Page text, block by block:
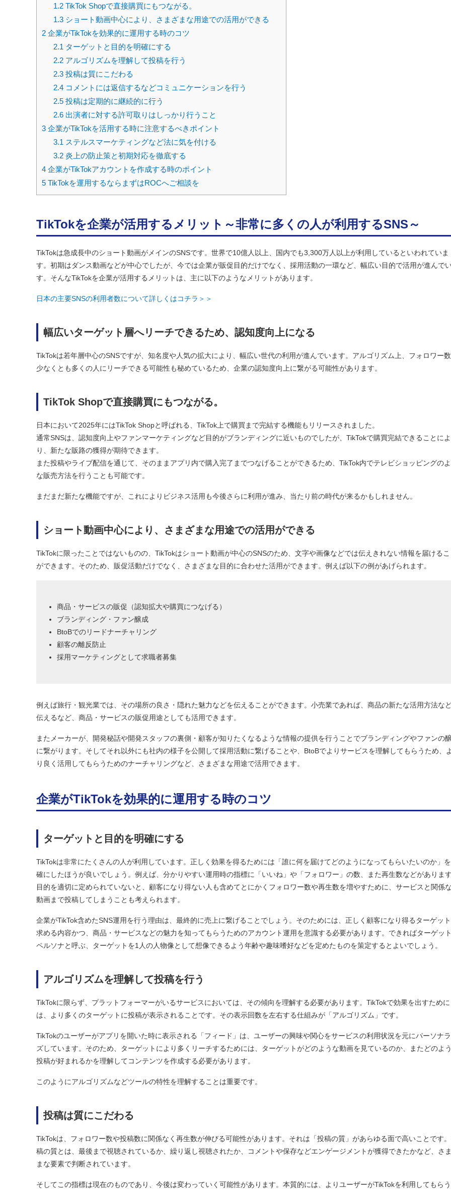
1.2TikTok Shopで直接購買にもつながる。
1.3ショート動画中心により、さまざまな用途での活用ができる
2 企業がTikTokを効果的に運用する時のコツ
2.1 ターゲットと目的を明確にする
2.2アルゴリズムを理解して投稿を行う
2.3投稿は質にこだわる
2.4コメントには返信するなどコミュニケーションを行う
2.5投稿は定期的に継続的に行う
2.6出演者に対する許可取りはしっかり行うこと
3 企業がTikTokを活用する時に注意するべきポイント
3.1 ステルスマーケティングなど法に気を付ける
3.2炎上の防止策と初期対応を徹底する
4 企業がTikTokアカウントを作成する時のポイント
5 TikTokを運用するならまずはROCへご相談を
TikTokを企業が活用するメリット～非常に多くの人が利用するSNS～
TikTokは急成長中のショート動画がメインのSNSです。世界で10億人以上、国内でも3,300万人以上が利用しているといわれていま
す。初期はダンス動画などが中心でしたが、今では企業が販促目的だけでなく、採用活動の一環など、幅広い目的で活用が進んで
す。そんなTikTokを企業が活用するメリットは、主に以下のようなメリットがあります。
日本の主要SNSの利用者数について詳しくはコチラ＞＞
幅広いターゲット層へリーチできるため、認知度向上になる
TikTokは若年層中心のSNSですが、知名度や人気の拡大により、幅広い世代の利用が進んでいます。アルゴリズム上、フォロワー
少なくとも多くの人にリーチできる可能性も秘めているため、企業の認知度向上に繋がる可能性があります。
TikTok Shopで直接購買にもつながる。
日本において2025年にはTikTok Shopと呼ばれる、TikTok上で購買まで完結する機能もリリースされました。
通常SNSは、認知度向上やファンマーケティングなど目的がブランディングに近いものでしたが、TikTokで購買完結できることによ
り、新たな販路の獲得が期待できます。
また投稿やライブ配信を通じて、そのままアプリ内で購入完了までつなげることができるため、TikTok内でテレビショッピングのよ
な販売方法を行うことも可能です。
まだまだ新たな機能ですが、これによりビジネス活用も今後さらに利用が進み、当たり前の時代が来るかもしれません。
ショート動画中心により、さまざまな用途での活用ができる
TikTokに限ったことではないものの、TikTokはショート動画が中心のSNSのため、文字や画像などでは伝えきれない情報を届けるこ
ができます。そのため、販促活動だけでなく、さまざまな目的に合わせた活用ができます。例えば以下の例があげられます。
商品・サービスの販促（認知拡大や購買につなげる）
ブランディング・ファン醸成
BtoBでのリードナーチャリング
顧客の離反防止
採用マーケティングとして求職者募集
例えば旅行・観光業では、その場所の良さ・隠れた魅力などを伝えることができます。小売業であれば、商品の新たな活用方法な
伝えるなど、商品・サービスの販促用途としても活用できます。
またメーカーが、開発秘話や開発スタッフの裏側・顧客が知りたくなるような情報の提供を行うことでブランディングやファンの
に繋がります。そしてそれ以外にも社内の様子を公開して採用活動に繋げることや、BtoBでよりサービスを理解してもらうため、よ
り良く活用してもらうためのナーチャリングなど、さまざまな用途で活用できます。
企業がTikTokを効果的に運用する時のコツ
ターゲットと目的を明確にする
TikTokは非常にたくさんの人が利用しています。正しく効果を得るためには「誰に何を届けてどのようになってもらいたいのか」
確にしたほうが良いでしょう。例えば、分かりやすい運用時の指標に「いいね」や「フォロワー」の数、また再生数などがあります
目的を適切に定められていないと、顧客になり得ない人も含めてとにかくフォロワー数や再生数を増やすために、サービスと関係
動画まで投稿してしまうことも考えられます。
企業がTikTok含めたSNS運用を行う理由は、最終的に売上に繋げることでしょう。そのためには、正しく顧客になり得るターゲッ
求める内容かつ、商品・サービスなどの魅力を知ってもらうためのアカウント運用を意識する必要があります。できればターゲッ
ペルソナと呼ぶ、ターゲットを1人の人物像として想像できるよう年齢や趣味嗜好などを定めたものを策定するとよいでしょう。
アルゴリズムを理解して投稿を行う
TikTokに限らず、プラットフォーマーがいるサービスにおいては、その傾向を理解する必要があります。TikTokで効果を出すために
は、より多くのターゲットに投稿が表示されることです。その表示回数を左右する仕組みが「アルゴリズム」です。
TikTokのユーザーがアプリを開いた時に表示される「フィード」は、ユーザーの興味や関心をサービスの利用状況を元にパーソナ
ズしています。そのため、ターゲットにより多くリーチするためには、ターゲットがどのような動画を見ているのか、またどのよ
投稿が好まれるかを理解してコンテンツを作成する必要があります。
このようにアルゴリズムなどツールの特性を理解することは重要です。
投稿は質にこだわる
TikTokは、フォロワー数や投稿数に関係なく再生数が伸びる可能性があります。それは「投稿の質」があらゆる面で高いことです
稿の質とは、最後まで視聴されているか、繰り返し視聴されたか、コメントや保存などエンゲージメントが獲得できたかなど、さ
まな要素で判断されています。
そしてこの指標は現在のものであり、今後は変わっていく可能性があります。本質的には、よりユーザーがTikTokを利用してもらう